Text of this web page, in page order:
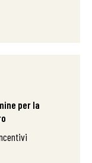
per la